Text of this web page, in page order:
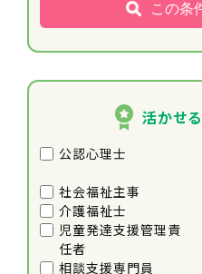
この条
活かせ
公認心理士
社会福祉主事
介護福祉士
児童発達支援管理責
任者
相談支援専門員